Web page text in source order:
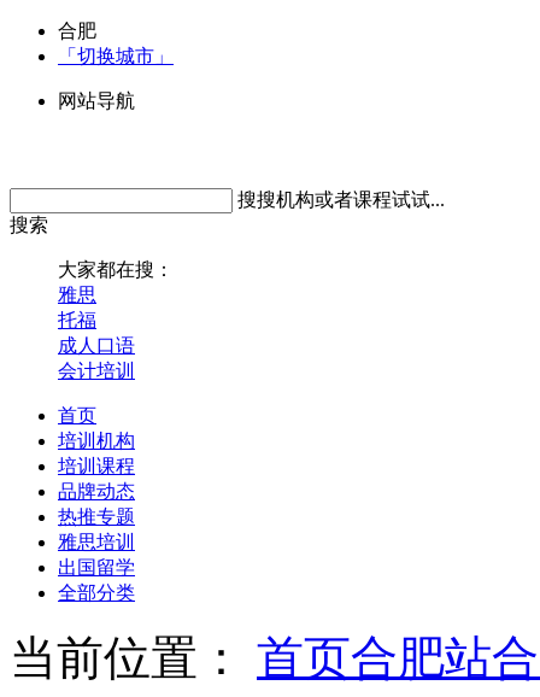
合肥
「切换城市」
网站导航
搜搜机构或者课程试试...
搜索
大家都在搜：
雅思
托福
成人口语
会计培训
首页
培训机构
培训课程
品牌动态
热推专题
雅思培训
出国留学
全部分类
当前位置： 首页合肥站